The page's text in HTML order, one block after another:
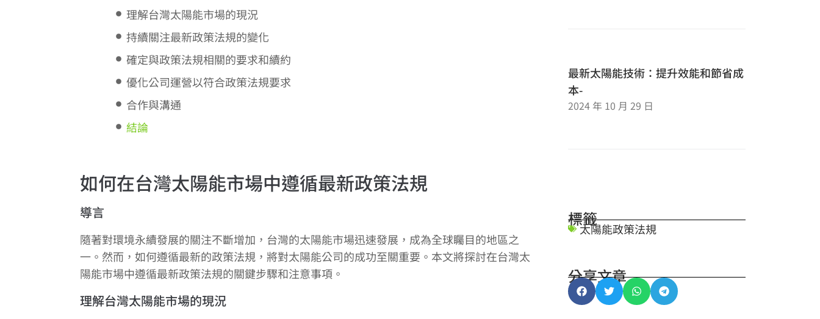
理解台灣太陽能市場的現況
持續關注最新政策法規的變化
確定與政策法規相關的要求和續約
優化公司運營以符合政策法規要求
合作與溝通
結論
如何在台灣太陽能市場中遵循最新政策法規
導言
隨著對環境永續發展的關注不斷增加，台灣的太陽能市場迅速發展，成為全球矚目的地區之
一。然而，如何遵循最新的政策法規，將對太陽能公司的成功至關重要。本文將探討在台灣太
陽能市場中遵循最新政策法規的關鍵步驟和注意事項。
理解台灣太陽能市場的現況
最新太陽能技術：提升效能和節省成
本-
2024 年 10 月 29 日
標籤
太陽能政策法規
分享文章